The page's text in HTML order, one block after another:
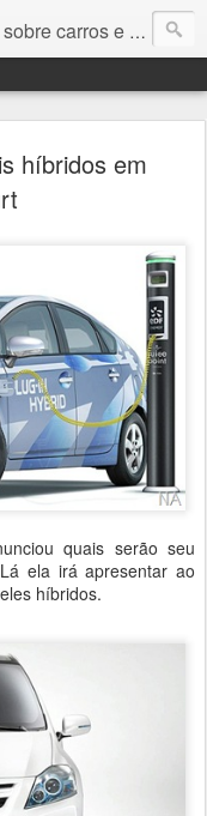
carros e motores
híbridos em
quais serão seu
ela irá apresentar ao
híbridos.